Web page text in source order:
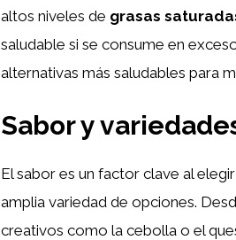
altos niveles de grasas
saludable si se consume en
alternativas más saludables para
Sabor y
El sabor es un factor clave al
amplia variedad de opciones.
creativos como la cebolla o el